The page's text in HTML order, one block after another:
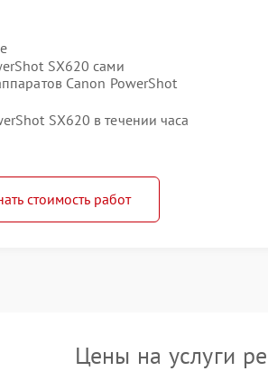
SX620 сами
Canon PowerShot
SX620 в течении часа
стоимость работ
Цены на услуги